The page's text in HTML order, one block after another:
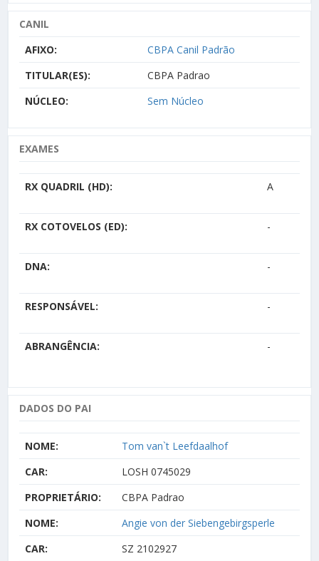
CANIL
AFIXO:
CBPA Canil Padrão
TITULAR(ES):
CBPA Padrao
NÚCLEO:
Sem Núcleo
EXAMES
RX QUADRIL (HD): A
RX COTOVELOS (ED): -
DNA: -
RESPONSÁVEL: -
ABRANGÊNCIA: -
DADOS DO PAI
NOME:
Tom van`t Leefdaalhof
CAR:
LOSH 0745029
PROPRIETÁRIO:
CBPA Padrao
NOME:
Angie von der Siebengebirgsperle
CAR:
SZ 2102927